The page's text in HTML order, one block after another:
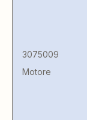
3075009
Motore